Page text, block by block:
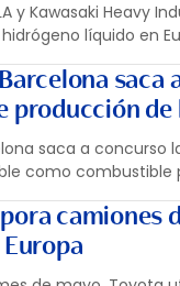
y Kawasaki Heavy
líquido en
producción
saca a
como combustible
camiones